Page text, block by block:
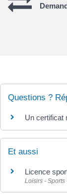
Questions ?
Un certificat
Et aussi
Licence
Loisirs - Sports